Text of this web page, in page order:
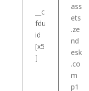
__c
fdu
id
[x5
]
ass
ets
.ze
nd
esk
.co
m
p1